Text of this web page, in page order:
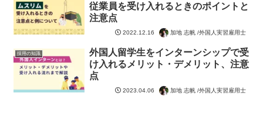
従業員を受け入れるときのポイントと
注意点
2022.12.16 加地 志帆 /外国人実習雇用士
採用の知識
外国人留学生をインターンシップで受
け入れるメリット・デメリット、注意
点
2023.04.06 加地 志帆 /外国人実習雇用士